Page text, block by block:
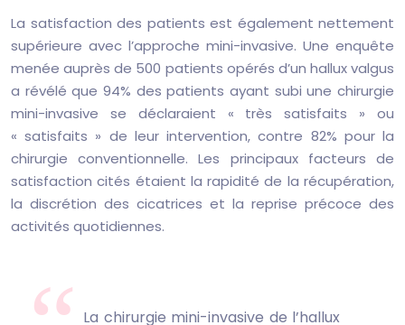
La satisfaction des patients est également nettement
supérieure avec l’approche mini-invasive. Une enquête
menée auprès de 500 patients opérés d’un hallux valgus
a révélé que 94% des patients ayant subi une chirurgie
mini-invasive se déclaraient « très satisfaits » ou
« satisfaits » de leur intervention, contre 82% pour la
chirurgie conventionnelle. Les principaux facteurs de
satisfaction cités étaient la rapidité de la récupération,
la discrétion des cicatrices et la reprise précoce des
activités quotidiennes.
La chirurgie mini-invasive de l’hallux